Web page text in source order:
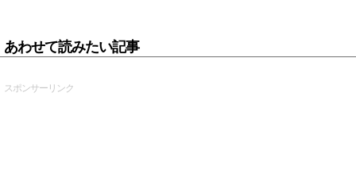
あわせて読みたい記事
スポンサーリンク